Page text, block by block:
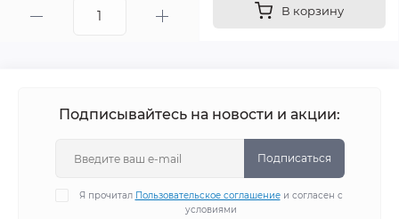
В корзину
Подписывайтесь на новости и акции:
Подписаться
Я прочитал Пользовательское соглашениеи согласен с
условиями